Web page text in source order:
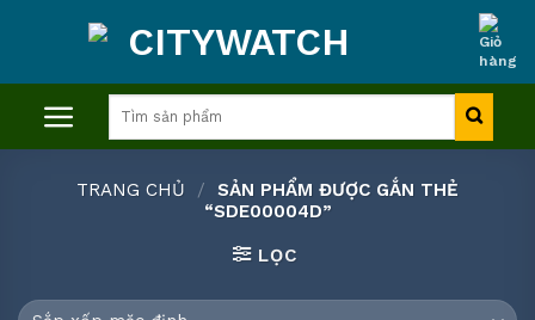
kiếm:
TRANG CHỦ /
SẢN PHẨM ĐƯỢC GẮN THẺ
“SDE00004D”
LỌC